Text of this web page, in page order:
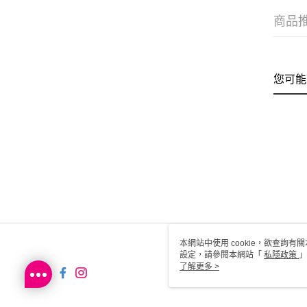
商品
您可
本網站中使用 cookie，欲查詢有
設定，請參閱本網站「 私隱政策
用 cookie。
了解更多 >